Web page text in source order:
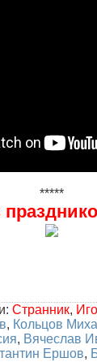
*****
Странник,
, Кольцов
, Вячеслав
Ершов,